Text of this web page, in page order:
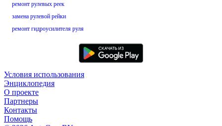
ремонт рулевых реек
замена рулевой рейки
ремонт гидроусилителя руля
Условия использования
Энциклопедия
О проекте
Партнеры
Контакты
Помощь